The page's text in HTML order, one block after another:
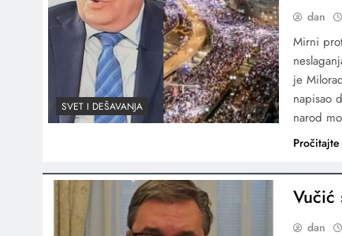
SVET I DEŠAVANJA
dan
Mirni
je
napisao
narod
Vučić
dan